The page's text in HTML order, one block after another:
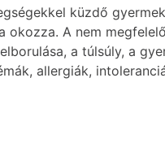
küzdő
okozza. A nem megfelelő
a túlsúly, a
allergiák,